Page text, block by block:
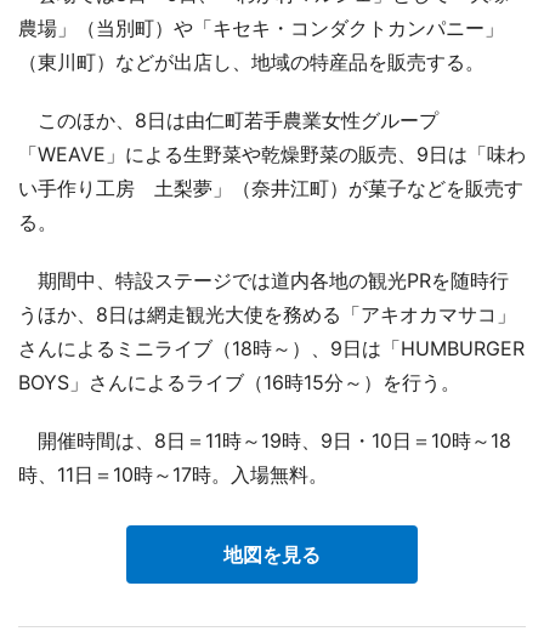
農場」（当別町）や「キセキ・コンダクトカンパニー」
（東川町）などが出店し、地域の特産品を販売する。
このほか、8日は由仁町若手農業女性グループ
「WEAVE」による生野菜や乾燥野菜の販売、9日は「味わ
い手作り工房 土梨夢」（奈井江町）が菓子などを販売す
る。
期間中、特設ステージでは道内各地の観光PRを随時行
うほか、8日は網走観光大使を務める「アキオカマサコ」
さんによるミニライブ（18時～）、9日は「HUMBURGER
BOYS」さんによるライブ（16時15分～）を行う。
開催時間は、8日＝11時～19時、9日・10日＝10時～18
時、11日＝10時～17時。入場無料。
地図を見る